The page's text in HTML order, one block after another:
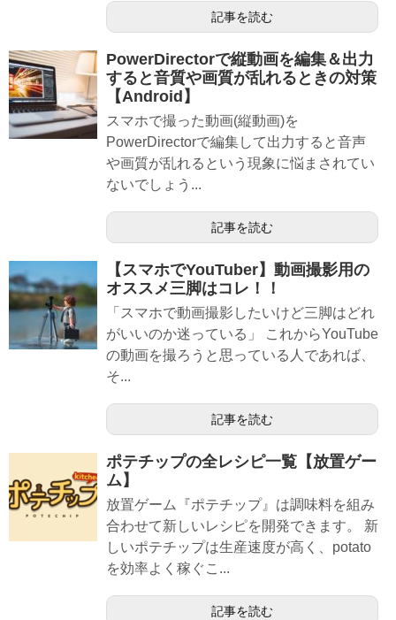
記事を読む
PowerDirectorで縦動画を編集＆出力
すると音質や画質が乱れるときの対策
【Android】
スマホで撮った動画(縦動画)を
PowerDirectorで編集して出力すると音声
や画質が乱れるという現象に悩まされてい
ないでしょう...
記事を読む
【スマホでYouTuber】動画撮影用の
オススメ三脚はコレ！！
「スマホで動画撮影したいけど三脚はどれ
がいいのか迷っている」 これからYouTube
の動画を撮ろうと思っている人であれば、
そ...
記事を読む
ポテチップの全レシピ一覧【放置ゲー
ム】
放置ゲーム『ポテチップ』は調味料を組み
合わせて新しいレシピを開発できます。 新
しいポテチップは生産速度が高く、potato
を効率よく稼ぐこ...
記事を読む